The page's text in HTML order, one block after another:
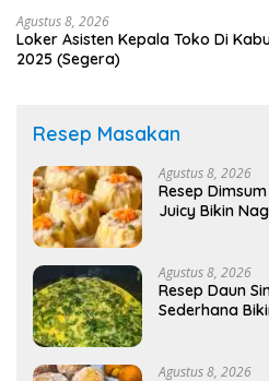
Agustus 8, 2026
Loker Asisten Kepala Toko Di
2025 (Segera)
Resep Masakan
Agustus 8, 2026
Resep
Juicy Bikin
Agustus 8, 2026
Resep Daun
Sederhana
Agustus 8, 2026